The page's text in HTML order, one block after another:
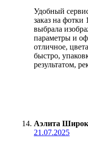
Удобный
заказ на фотки
выбрала
параметры и
отличное,
быстро,
результатом,
Аэлита
21.07.2025